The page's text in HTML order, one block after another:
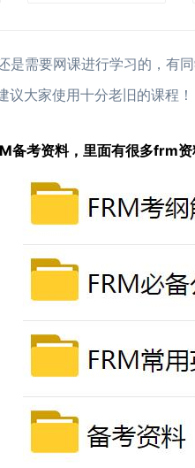
是需要网课进行学习的，有
议大家使用十分老旧的课程！
备考资料，里面有很多frm